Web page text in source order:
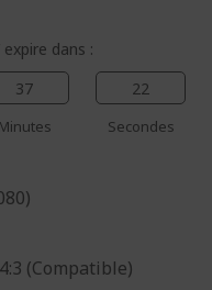
dans :
37
Minutes
22
Secondes
(Compatible)